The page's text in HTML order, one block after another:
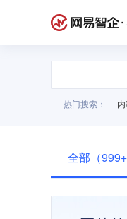
热门搜索：
全部（999+